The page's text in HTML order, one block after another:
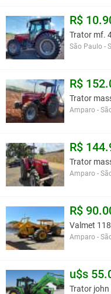
R$
Trator mf.
São Paulo -
R$
Trator
Amparo -
R$
Trator
Amparo -
R$
Valmet
Amparo -
u$s
Trator john